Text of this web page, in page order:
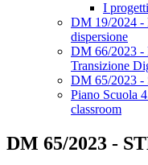
I
DM 19/2024 -
dispersione
DM 66/2023 -
Transizione
DM 65/2023 -
Piano Scuola
classroom
DM 65/2023 -